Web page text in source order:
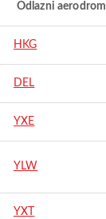
Odlazni aerodrom
HKG
DEL
YXE
YLW
YXT